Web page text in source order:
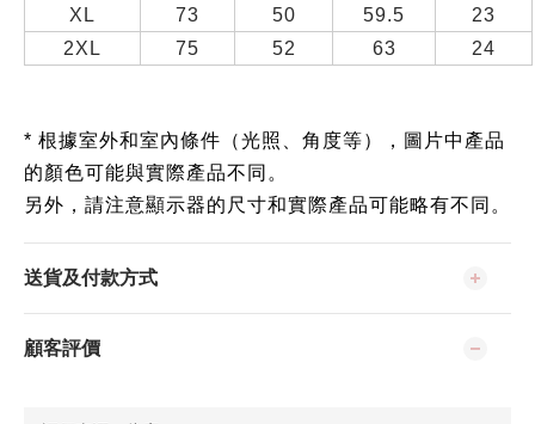
XL
73 50 59.5
23
2XL
75 52 63 24
* 根據室外和室內條件（光照、角度等），圖片中產品
的顏色可能與實際產品不同。
另外，請注意顯示器的尺寸和實際產品可能略有不同。
送貨及付款方式
顧客評價